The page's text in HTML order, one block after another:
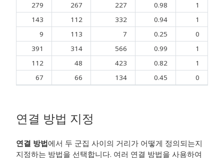
279
267 227 0.98
1
143
112 332 0.94
1
9
113 7 0.25
0
391
314 566 0.99
1
112
48 423 0.82
1
67
66 134 0.45 0
연결 방법 지정
연결 방법에서 두 군집 사이의 거리가 어떻게 정의되는지
지정하는 방법을 선택합니다. 여러 연결 방법을 사용하여